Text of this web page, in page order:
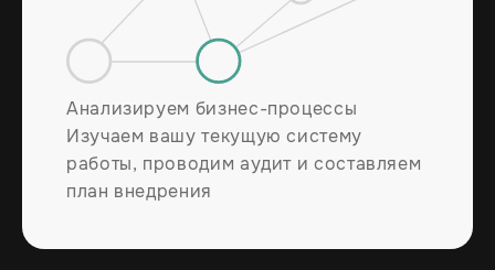
Анализируем бизнес-процессы
Изучаем вашу текущую систему
работы, проводим аудит и составляем
план внедрения